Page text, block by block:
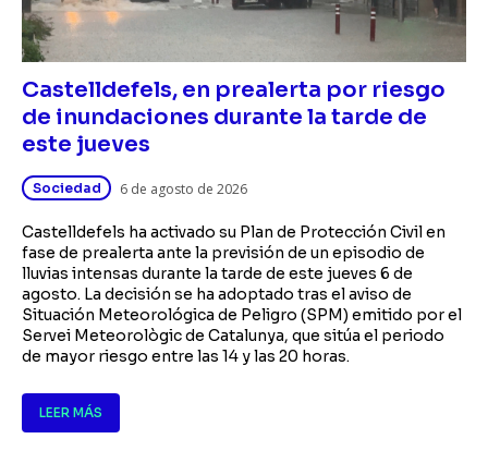
Castelldefels, en prealerta por riesgo
de inundaciones durante la tarde de
este jueves
Sociedad 6 de agosto de 2026
Castelldefels ha activado su Plan de Protección Civil en
fase de prealerta ante la previsión de un episodio de
lluvias intensas durante la tarde de este jueves 6 de
agosto. La decisión se ha adoptado tras el aviso de
Situación Meteorológica de Peligro (SPM) emitido por el
Servei Meteorològic de Catalunya, que sitúa el periodo
de mayor riesgo entre las 14 y las 20 horas.
LEER MÁS